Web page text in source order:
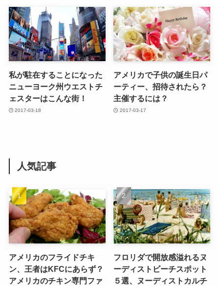
私が駐在することになった
ニューヨーク州ウエストチ
ェスターはこんな街！
2017-03-18
アメリカで子供の誕生日パ
ーティー、招待されたら？
主催するには？
2017-03-17
人気記事
アメリカのフライドチキ
ン、王者はKFCにあらず？
アメリカのチキン専門ファ
フロリダで開放感溢れるヌ
ーディストビーチスポット
５選、ヌーディストカルチ